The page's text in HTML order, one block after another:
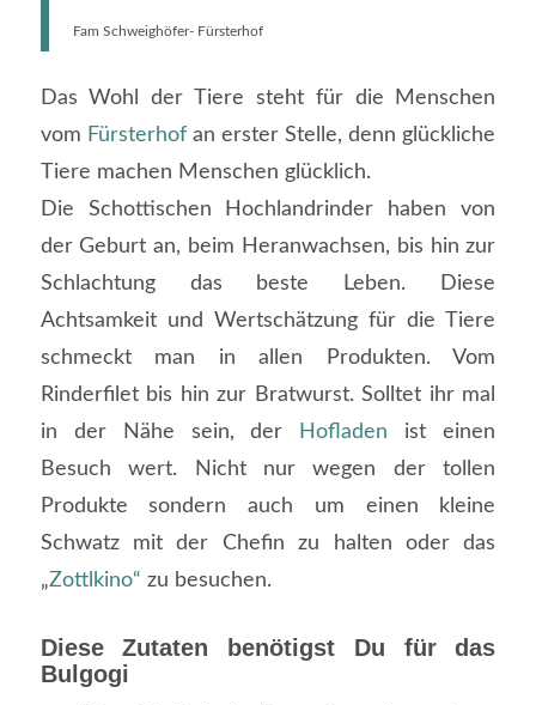
Fam Schweighöfer- Fürsterhof
Das Wohl der Tiere steht für die Menschen
vom Fürsterhofan erster Stelle, denn glückliche
Tiere machen Menschen glücklich.
Die Schottischen Hochlandrinder haben von
der Geburt an, beim Heranwachsen, bis hin zur
Schlachtung das beste Leben. Diese
Achtsamkeit und Wertschätzung für die Tiere
schmeckt man in allen Produkten. Vom
Rinderfilet bis hin zur Bratwurst. Solltet ihr mal
in der Nähe sein, der
Hofladen ist einen
Besuch wert. Nicht nur wegen der tollen
Produkte sondern auch um einen kleine
Schwatz mit der Chefin zu halten oder das
„Zottlkino“ zu besuchen.
Diese Zutaten benötigst Du für das
Bulgogi